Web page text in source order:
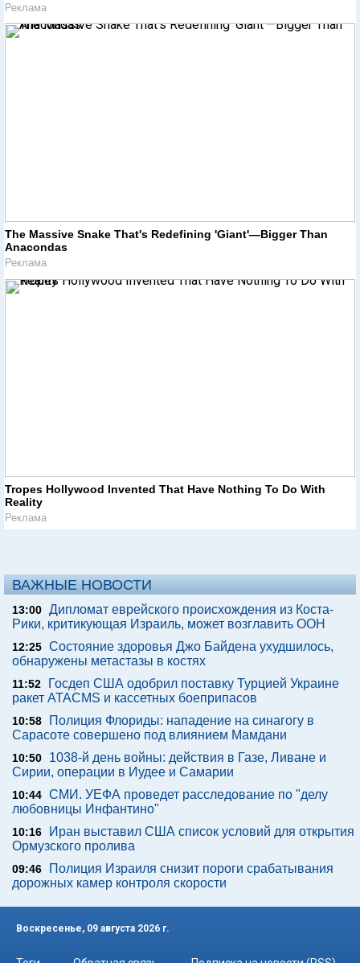
Реклама
The Massive Snake That's Redefining 'Giant'—Bigger Than
Anacondas
Реклама
Tropes Hollywood Invented That Have Nothing To Do With
Reality
Реклама
ВАЖНЫЕ НОВОСТИ
13:00 Дипломат еврейского происхождения из Коста-
Рики, критикующая Израиль, может возглавить ООН
12:25 Состояние здоровья Джо Байдена ухудшилось,
обнаружены метастазы в костях
11:52
Госдеп США одобрил поставку Турцией Украине
ракет ATACMS и кассетных боеприпасов
10:58
Полиция Флориды: нападение на синагогу в
Сарасоте совершено под влиянием Мамдани
10:50
1038-й день войны: действия в Газе, Ливане и
Сирии, операции в Иудее и Самарии
10:44 СМИ. УЕФА проведет расследование по "делу
любовницы Инфантино"
10:16
Иран выставил США список условий для открытия
Ормузского пролива
09:46
Полиция Израиля снизит пороги срабатывания
дорожных камер контроля скорости
Воскресенье, 09 августа 2026 г.